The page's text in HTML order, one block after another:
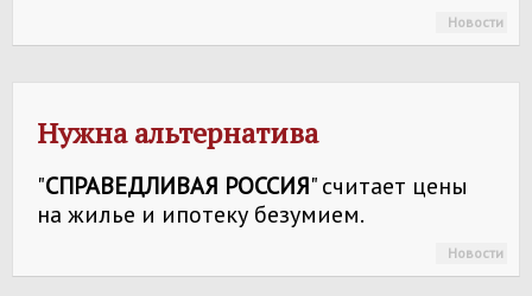
Новости
Нужна альтернатива
"СПРАВЕДЛИВАЯ РОССИЯ" считает цены
на жилье и ипотеку безумием.
Новости